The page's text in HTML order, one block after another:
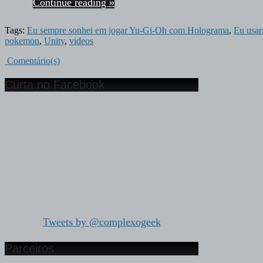
Continue reading »
Tags: Eu sempre sonhei em jogar Yu-Gi-Oh com Holograma, Eu
pokemon, Unity, videos
Comentário(s)
Curta no Facebook
Tweets by @complexogeek
Parceiros